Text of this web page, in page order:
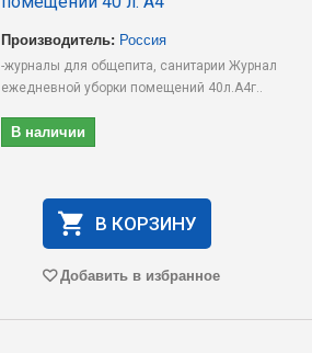
Производитель: Россия
-журналы для общепита, санитарии Журнал
ежедневной уборки помещений 40л.А4г..
В наличии
В КОРЗИНУ
Добавить в избранное